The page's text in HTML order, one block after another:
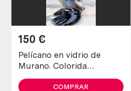
Pelícano en vidrio de
Murano. Colorida
escultura.
150 €
COMPRAR